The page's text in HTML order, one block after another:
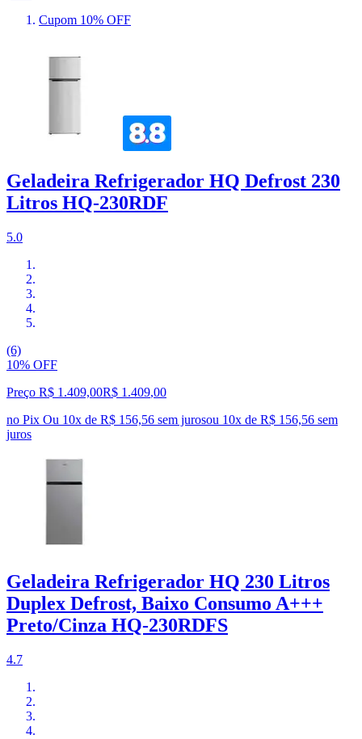
Cupom 10% OFF
Geladeira Refrigerador HQ Defrost 230
Litros HQ-230RDF
5.0
(6)
10% OFF
Preço R$ 1.409,00R$ 1.409,00
no Pix Ou 10x de R$ 156,56 sem jurosou 10x de R$ 156,56 sem
juros
Geladeira Refrigerador HQ 230 Litros
Duplex Defrost, Baixo Consumo A+++
Preto/Cinza HQ-230RDFS
4.7